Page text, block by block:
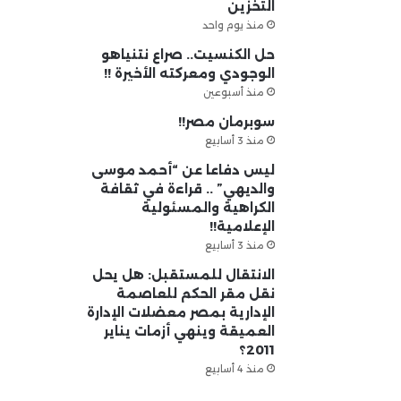
التخزين
منذ يوم واحد
حل الكنسيت.. صراع نتنياهو
الوجودي ومعركته الأخيرة !!
منذ أسبوعين
سوبرمان مصر!!
منذ 3 أسابيع
ليس دفاعا عن “أحمد موسى
والديهي” .. قراءة في ثقافة
الكراهية والمسئولية
الإعلامية!!
منذ 3 أسابيع
الانتقال للمستقبل: هل يحل
نقل مقر الحكم للعاصمة
الإدارية بمصر معضلات الإدارة
العميقة وينهي أزمات يناير
2011؟
منذ 4 أسابيع